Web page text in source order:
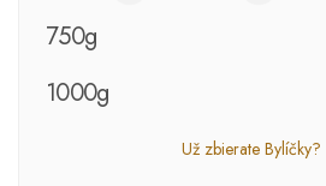
750g
1000g
Už zbierate Bylíčky?